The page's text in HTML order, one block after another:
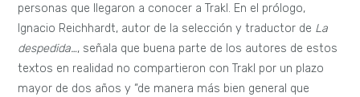
personas que llegaron a conocer a Trakl. En el prólogo,
Ignacio Reichhardt, autor de la selección y traductor de La
despedida…, señala que buena parte de los autores de estos
textos en realidad no compartieron con Trakl por un plazo
mayor de dos años y “de manera más bien general que